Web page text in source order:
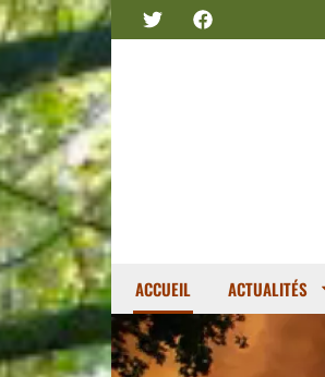
ACCUEIL ACTUALITÉS